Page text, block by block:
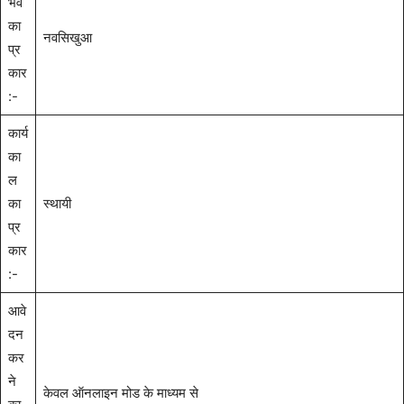
का
प्र
कार
:-
नवसिखुआ
कार्य
का
ल
का
प्र
कार
:-
स्थायी
आवे
दन
कर
ने
केवल ऑनलाइन मोड के माध्यम से